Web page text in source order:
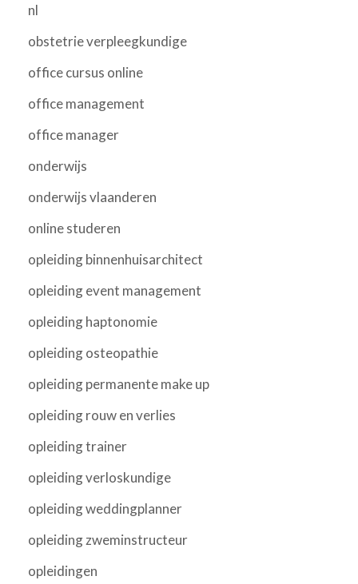
nl
obstetrie verpleegkundige
office cursus online
office management
office manager
onderwijs
onderwijs vlaanderen
online studeren
opleiding binnenhuisarchitect
opleiding event management
opleiding haptonomie
opleiding osteopathie
opleiding permanente make up
opleiding rouw en verlies
opleiding trainer
opleiding verloskundige
opleiding weddingplanner
opleiding zweminstructeur
opleidingen